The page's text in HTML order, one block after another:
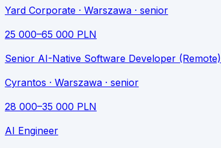
Yard Corporate · Warszawa · senior
25 000–65 000 PLN
Senior AI-Native Software Developer (Remote)
Cyrantos · Warszawa · senior
28 000–35 000 PLN
AI Engineer